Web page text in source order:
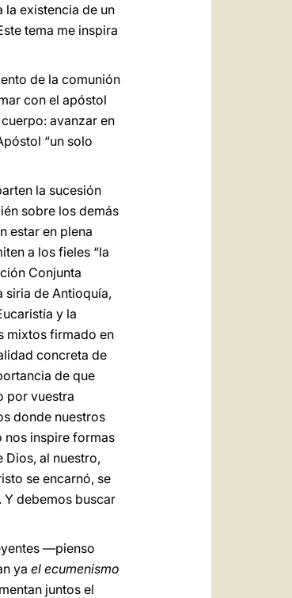
la existencia de un
tema me inspira
de la comunión
con el apóstol
avanzar en
“un solo
la sucesión
sobre los demás
estar en plena
a los fieles “la
Conjunta
siria de Antioquía,
y la
mixtos firmado en
concreta de
de que
por vuestra
donde nuestros
nos inspire formas
Dios, al nuestro,
se encarnó, se
Y debemos buscar
—pienso
ya el ecumenismo
juntos el